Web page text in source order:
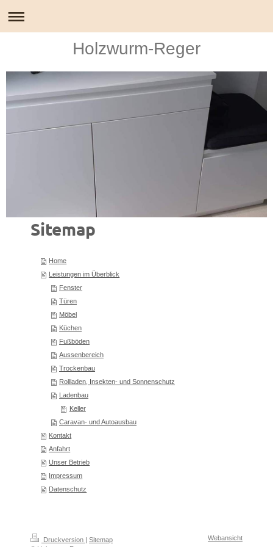
Holzwurm-Reger
Sitemap
Home
Leistungen im Überblick
Fenster
Türen
Möbel
Küchen
Fußböden
Aussenbereich
Trockenbau
Rollladen, Insekten- und Sonnenschutz
Ladenbau
Keller
Caravan- und Autoausbau
Kontakt
Anfahrt
Unser Betrieb
Impressum
Datenschutz
Druckversion | Sitemap
Webansicht